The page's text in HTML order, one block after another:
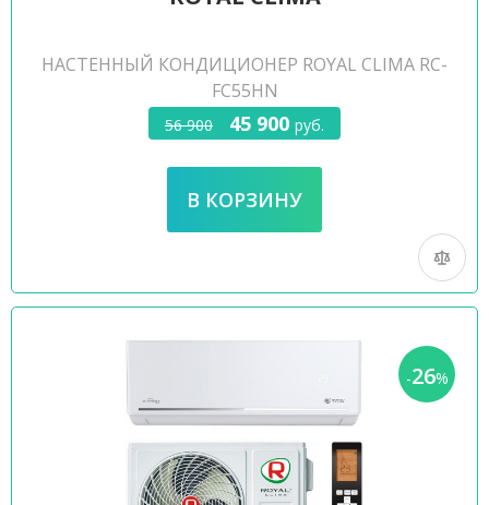
НАСТЕННЫЙ КОНДИЦИОНЕР ROYAL CLIMA RC-
FC55HN
56 900 45 900 руб.
-26%